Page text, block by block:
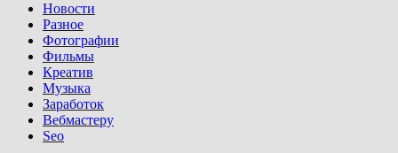
Новости
Разное
Фотографии
Фильмы
Креатив
Музыка
Заработок
Вебмастеру
Seo